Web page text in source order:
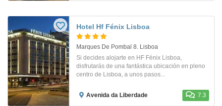
Hotel Hf Fénix Lisboa
Marques De Pombal 8. Lisboa
Si decides alojarte en HF Fénix Lisboa,
disfrutarás de una fantástica ubicación en pleno
centro de Lisboa, a unos pasos...
Avenida da Liberdade 7.3